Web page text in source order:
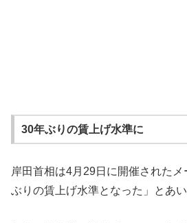
30年ぶりの賃上げ水準に
岸田首相は4月29日に開催された
ぶりの賃上げ水準となった」とあい